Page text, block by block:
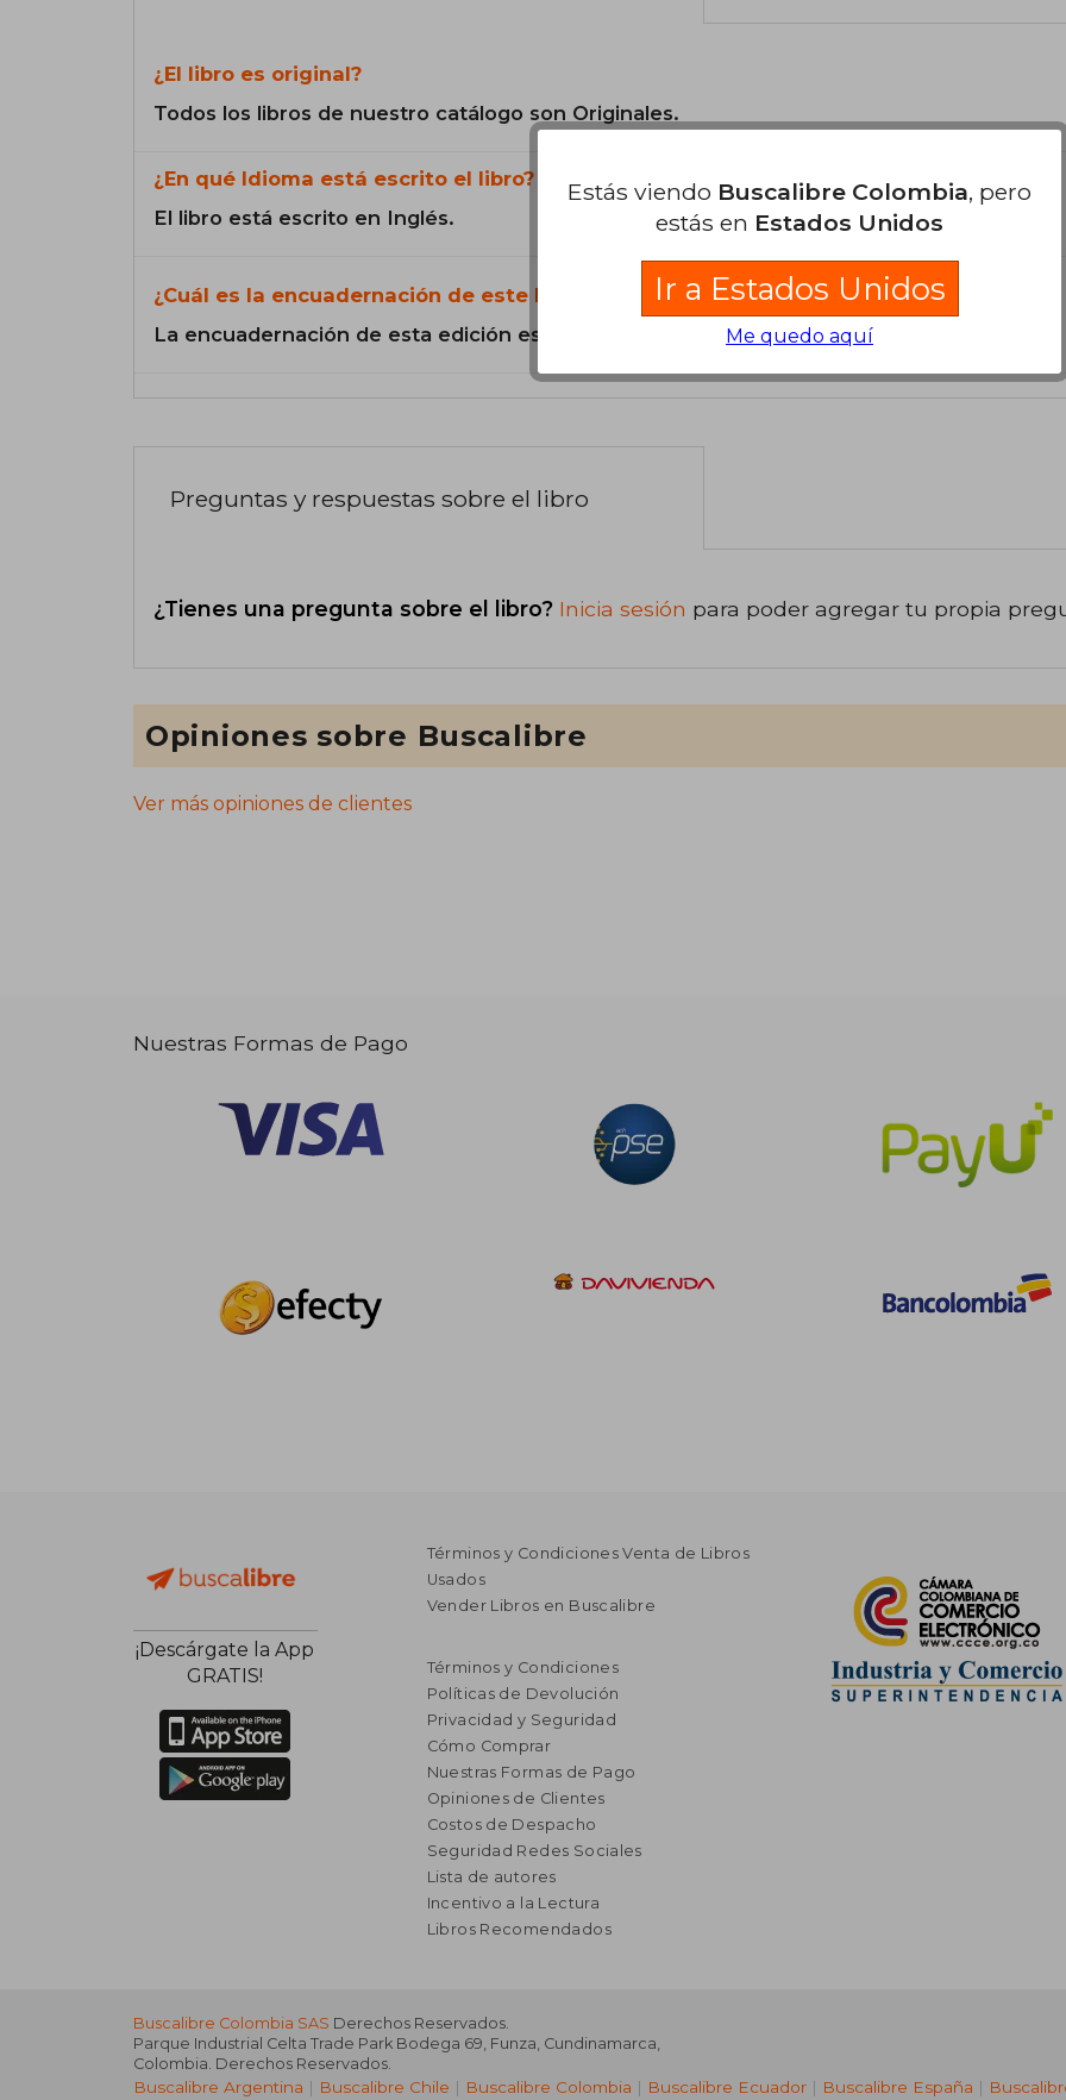
¿El libro es original?
Todos los libros de nuestro catálogo son Originales.
¿En qué Idioma está escrito el libro?
El libro está escrito en Inglés.
¿Cuál es la encuadernación de este libro?
La encuadernación de esta edición es Tapa Blanda.
Preguntas y respuestas sobre el libro
¿Tienes una pregunta sobre el libro? Inicia sesión para poder agregar tu propia
Opiniones sobre Buscalibre
Ver más opiniones de clientes
Nuestras Formas de Pago
¡Descárgate la App
GRATIS!
Términos y Condiciones Venta de Libros
Usados
Vender Libros en Buscalibre
Términos y Condiciones
Políticas de Devolución
Privacidad y Seguridad
Cómo Comprar
Nuestras Formas de Pago
Opiniones de Clientes
Costos de Despacho
Seguridad Redes Sociales
Lista de autores
Incentivo a la Lectura
Libros Recomendados
Buscalibre Colombia SAS Derechos Reservados.
Parque Industrial Celta Trade Park Bodega 69, Funza, Cundinamarca,
Colombia. Derechos Reservados.
Buscalibre Argentina | Buscalibre Chile | Buscalibre Colombia | Buscalibre Ecuador | Buscalibre España |
Estás viendo Buscalibre Colombia, pero
estás en Estados Unidos
Ir a Estados Unidos
Me quedo aquí